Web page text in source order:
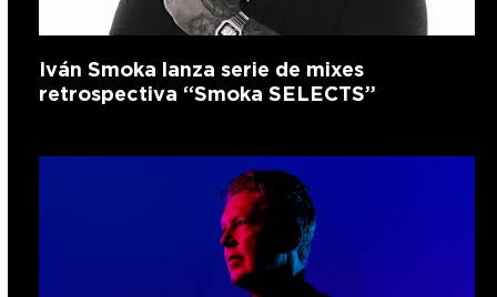
Iván Smoka lanza serie de mixes
retrospectiva “Smoka SELECTS”